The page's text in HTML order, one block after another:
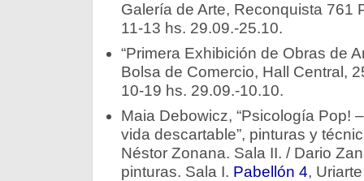
Galería de Arte, Reconquista 761
11-13 hs. 29.09.-25.10.
“Primera Exhibición de Obras de
Bolsa de Comercio, Hall Central,
10-19 hs. 29.09.-10.10.
Maia Debowicz, “Psicología Pop!
vida descartable”, pinturas y
Néstor Zonana. Sala II. / Dario
pinturas. Sala I. Pabellón 4,